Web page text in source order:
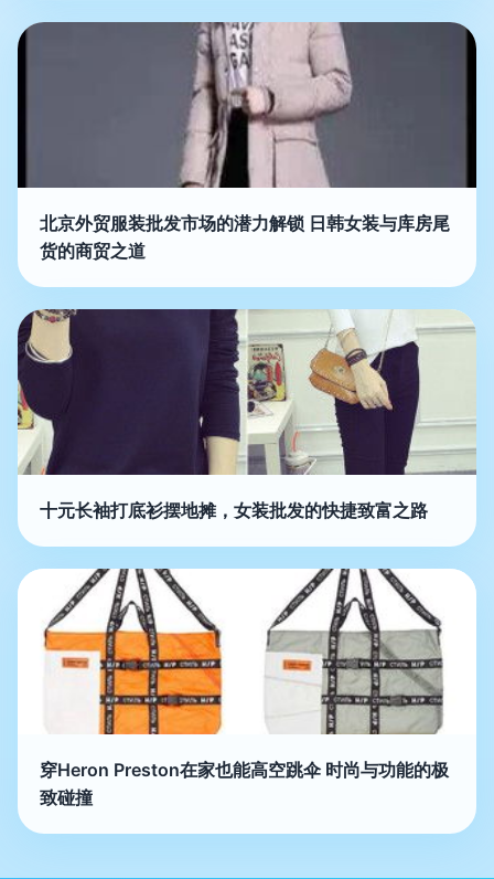
北京外贸服装批发市场的潜力解锁 日韩女装与库房尾
货的商贸之道
十元长袖打底衫摆地摊，女装批发的快捷致富之路
穿Heron Preston在家也能高空跳伞 时尚与功能的极
致碰撞